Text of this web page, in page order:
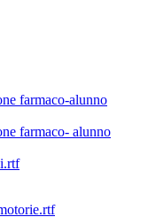
farmaco-alunno
farmaco- alunno